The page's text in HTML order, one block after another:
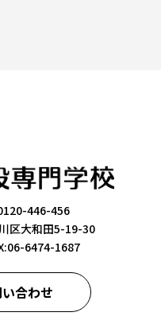
446-456
区大和田5-19-30
6474-1687
合わせ